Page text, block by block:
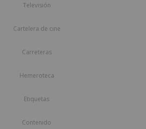
Televisión
Cartelera de cine
Carreteras
Hemeroteca
Etiquetas
Contenido